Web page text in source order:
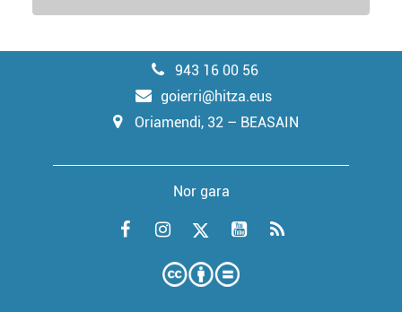
943 16 00 56
goierri@hitza.eus
Oriamendi, 32 – BEASAIN
Nor gara